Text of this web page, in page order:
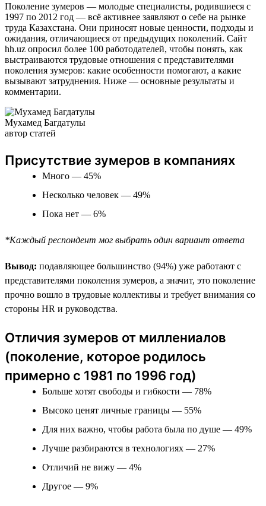
Поколение зумеров — молодые специалисты, родившиеся с
1997 по 2012 год — всё активнее заявляют о себе на рынке
труда Казахстана. Они приносят новые ценности, подходы и
ожидания, отличающиеся от предыдущих поколений. Сайт
hh.uz опросил более 100 работодателей, чтобы понять, как
выстраиваются трудовые отношения с представителями
поколения зумеров: какие особенности помогают, а какие
вызывают затруднения. Ниже — основные результаты и
комментарии.
Мухамед Багдатулы
автор статей
Присутствие зумеров в компаниях
Много — 45%
Несколько человек — 49%
Пока нет — 6%
*Каждый респондент мог выбрать один вариант ответа
Вывод: подавляющее большинство (94%) уже работают с
представителями поколения зумеров, а значит, это поколение
прочно вошло в трудовые коллективы и требует внимания со
стороны HR и руководства.
Отличия зумеров от миллениалов
(поколение, которое родилось
примерно с 1981 по 1996 год)
Больше хотят свободы и гибкости — 78%
Высоко ценят личные границы — 55%
Для них важно, чтобы работа была по душе — 49%
Лучше разбираются в технологиях — 27%
Отличий не вижу — 4%
Другое — 9%